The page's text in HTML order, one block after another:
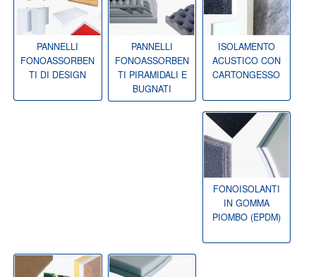
PANNELLI
FONOASSORBEN
TI DI DESIGN
PANNELLI
FONOASSORBEN
TI PIRAMIDALI E
BUGNATI
ISOLAMENTO
ACUSTICO CON
CARTONGESSO
FONOISOLANTI
IN GOMMA
PIOMBO (EPDM)